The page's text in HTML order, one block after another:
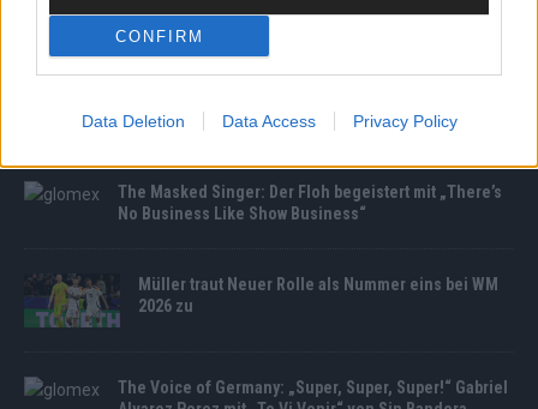
CONFIRM
Data Deletion Data Access Privacy Policy
MEDIATHEK
Das waren die Anfänge der Halbfinalisten
The Masked Singer: Der Floh begeistert mit „There’s
No Business Like Show Business“
Müller traut Neuer Rolle als Nummer eins bei WM
2026 zu
The Voice of Germany: „Super, Super, Super!“ Gabriel